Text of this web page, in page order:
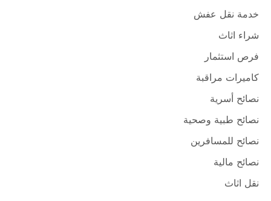
خدمة نقل عفش
شراء اثاث
فرص استثمار
كاميرات مراقبة
نصائح أسرية
نصائح طبية وصحية
نصائح للمسافرين
نصائح مالية
نقل اثاث